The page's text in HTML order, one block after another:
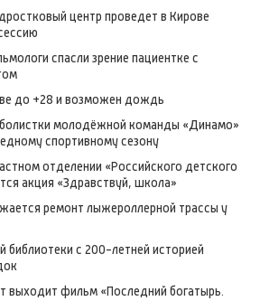
центр проведет в Кирове
спасли зрение пациентке с
до +28 и возможен дождь
молодёжной команды «Динамо»
спортивному сезону
отделении «Российского детского
акция «Здравствуй, школа»
ремонт лыжероллерной трассы у
библиотеки с 200-летней историей
выходит фильм «Последний богатырь.